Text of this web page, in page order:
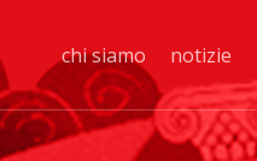
chi siamo notizie